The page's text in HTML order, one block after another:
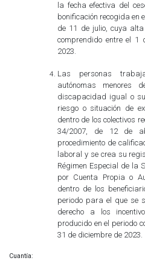
la fecha efectiva del
bonificación recogida en
de 11 de julio, cuya
comprendido entre el 1
2023.
Las personas
autónomas menores
discapacidad igual o
riesgo o situación de
dentro de los colectivos
34/2007, de 12 de
procedimiento de
laboral y se crea su
Régimen Especial de la
por Cuenta Propia o
dentro de los
periodo para el que se
derecho a los
producido en el periodo
31 de diciembre de 2023.
Cuantía: